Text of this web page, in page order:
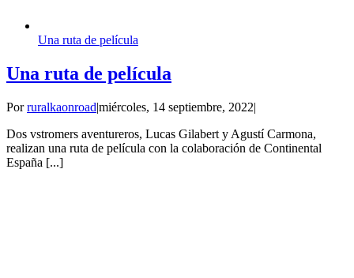
Una ruta de película
Una ruta de película
Porruralkaonroad|miércoles, 14 septiembre, 2022|
Dos vstromers aventureros, Lucas Gilabert y Agustí Carmona,
realizan una ruta de película con la colaboración de Continental
España [...]